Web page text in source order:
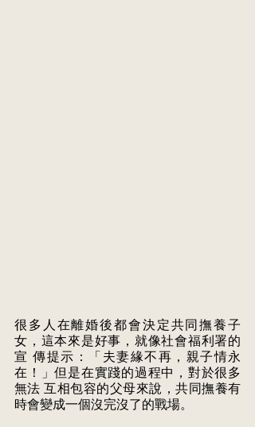
很多人在離婚後都會決定共同撫養子
女，這本來是好事，就像社會福利署的
宣 傳提示：「夫妻緣不再，親子情永
在！」但是在實踐的過程中，對於很多
無法 互相包容的父母來說，共同撫養有
時會變成一個沒完沒了的戰場。